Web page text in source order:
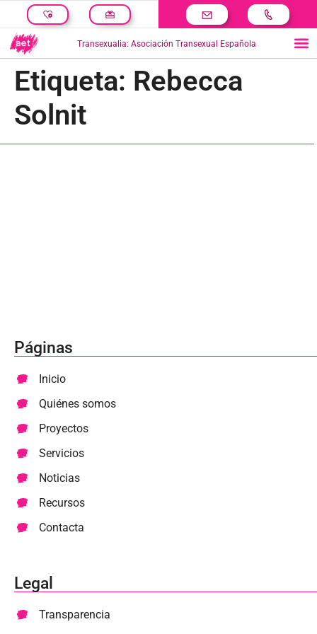
Transexualia: Asociación Transexual Española
Etiqueta: Rebecca
Solnit
Páginas
Inicio
Quiénes somos
Proyectos
Servicios
Noticias
Recursos
Contacta
Legal
Transparencia